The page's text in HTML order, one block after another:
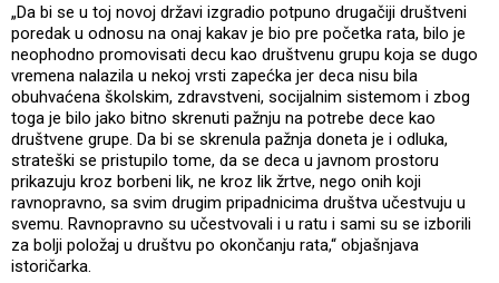
„Da bi se u toj novoj državi izgradio potpuno drugačiji društveni
poredak u odnosu na onaj kakav je bio pre početka rata, bilo je
neophodno promovisati decu kao društvenu grupu koja se dugo
vremena nalazila u nekoj vrsti zapećka jer deca nisu bila
obuhvaćena školskim, zdravstveni, socijalnim sistemom i zbog
toga je bilo jako bitno skrenuti pažnju na potrebe dece kao
društvene grupe. Da bi se skrenula pažnja doneta je i odluka,
strateški se pristupilo tome, da se deca u javnom prostoru
prikazuju kroz borbeni lik, ne kroz lik žrtve, nego onih koji
ravnopravno, sa svim drugim pripadnicima društva učestvuju u
svemu. Ravnopravno su učestvovali i u ratu i sami su se izborili
za bolji položaj u društvu po okončanju rata,“ objašnjava
istoričarka.